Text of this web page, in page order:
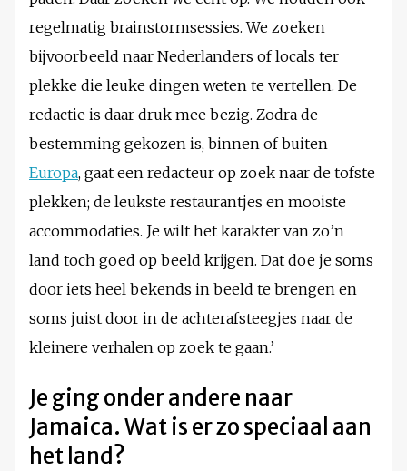
regelmatig brainstormsessies. We zoeken
bijvoorbeeld naar Nederlanders of locals ter
plekke die leuke dingen weten te vertellen. De
redactie is daar druk mee bezig. Zodra de
bestemming gekozen is, binnen of buiten
Europa, gaat een redacteur op zoek naar de tofste
plekken; de leukste restaurantjes en mooiste
accommodaties. Je wilt het karakter van zo’n
land toch goed op beeld krijgen. Dat doe je soms
door iets heel bekends in beeld te brengen en
soms juist door in de achterafsteegjes naar de
kleinere verhalen op zoek te gaan.’
Je ging onder andere naar
Jamaica. Wat is er zo speciaal aan
het land?